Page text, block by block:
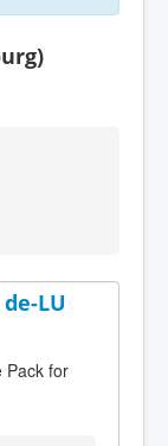
LU
Pack for